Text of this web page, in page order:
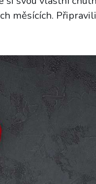
měsících. Připravili